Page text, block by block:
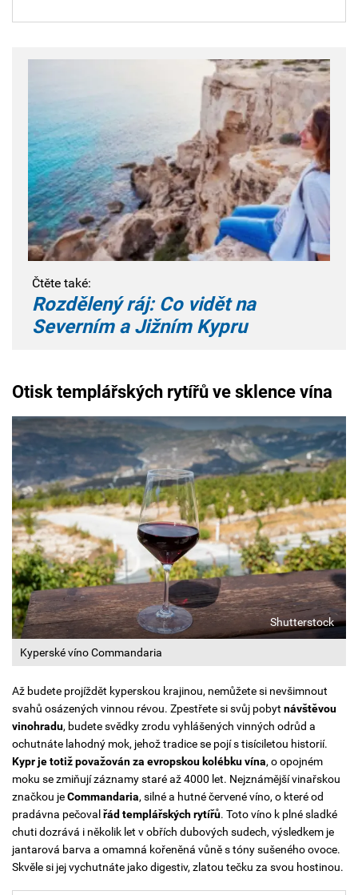
Čtěte také:
Rozdělený ráj: Co vidět na
Severním a Jižním Kypru
Otisk templářských rytířů ve sklence vína
Kyperské víno Commandaria
Shutterstock
Až budete projíždět kyperskou krajinou, nemůžete si nevšimnout
svahů osázených vinnou révou. Zpestřete si svůj pobyt návštěvou
vinohradu, budete svědky zrodu vyhlášených vinných odrůd a
ochutnáte lahodný mok, jehož tradice se pojí s tisíciletou historií.
Kypr je totiž považován za evropskou kolébku vína, o opojném
moku se zmiňují záznamy staré až 4000 let. Nejznámější vinařskou
značkou jeCommandaria, silné a hutné červené víno, o které od
pradávna pečoval řád templářských rytířů. Toto víno k plné sladké
chuti dozrává i několik let v obřích dubových sudech, výsledkem je
jantarová barva a omamná kořeněná vůně s tóny sušeného ovoce.
Skvěle si jej vychutnáte jako digestiv, zlatou tečku za svou hostinou.